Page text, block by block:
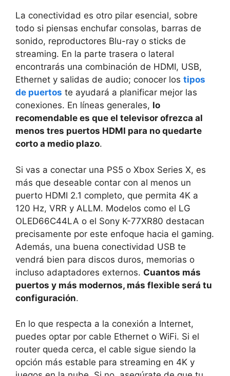
La conectividad es otro pilar esencial, sobre
todo si piensas enchufar consolas, barras de
sonido, reproductores Blu-ray o sticks de
streaming. En la parte trasera o lateral
encontrarás una combinación de HDMI, USB,
Ethernet y salidas de audio; conocer los tipos
de puertos te ayudará a planificar mejor las
conexiones. En líneas generales, lo
recomendable es que el televisor ofrezca al
menos tres puertos HDMI para no quedarte
corto a medio plazo.
Si vas a conectar una PS5 o Xbox Series X, es
más que deseable contar con al menos un
puerto HDMI 2.1 completo, que permita 4K a
120 Hz, VRR y ALLM. Modelos como el LG
OLED66C44LA o el Sony K-77XR80 destacan
precisamente por este enfoque hacia el gaming.
Además, una buena conectividad USB te
vendrá bien para discos duros, memorias o
incluso adaptadores externos. Cuantos más
puertos y más modernos, más flexible será tu
configuración.
En lo que respecta a la conexión a Internet,
puedes optar por cable Ethernet o WiFi. Si el
router queda cerca, el cable sigue siendo la
opción más estable para streaming en 4K y